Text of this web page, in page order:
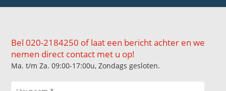
Bel 020-2184250 of laat een bericht achter en we
nemen direct contact met u op!
Ma. t/m Za. 09:00-17:00u, Zondags gesloten.